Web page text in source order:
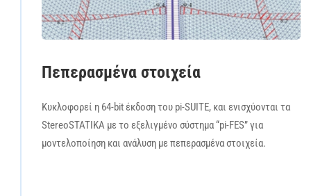
Πεπερασμένα στοιχεία
Κυκλοφορεί η 64-bit έκδοση του pi-SUITE, και ενισχύονται τα
StereoSTATIKA με το εξελιγμένο σύστημα “pi-FES” για
μοντελοποίηση και ανάλυση με πεπερασμένα στοιχεία.